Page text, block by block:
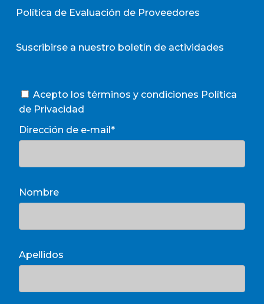
Política de Evaluación de Proveedores
Suscribirse a nuestro boletín de actividades
Acepto los términos y condiciones Política
de Privacidad
Dirección de e-mail*
Nombre
Apellidos